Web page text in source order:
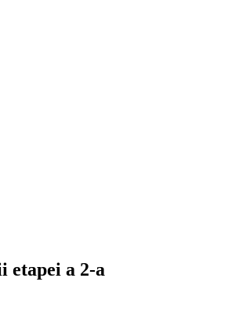
etapei a 2-a